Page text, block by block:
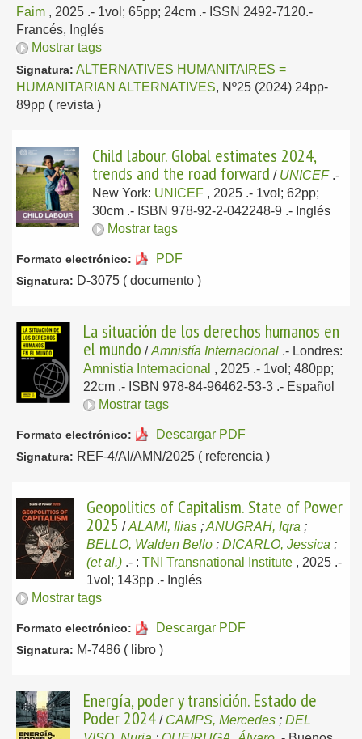
Faim , 2025 .- 1vol; 65pp; 24cm .- ISSN 2492-7120.-
Francés, Inglés
Mostrar tags
Signatura: ALTERNATIVES HUMANITAIRES =
HUMANITARIAN ALTERNATIVES, Nº25 (2024) 24pp-
89pp ( revista )
Child labour. Global estimates 2024,
trends and the road forward / UNICEF .-
New York: UNICEF , 2025 .- 1vol; 62pp;
30cm .- ISBN 978-92-2-042248-9 .- Inglés
Mostrar tags
Formato electrónico: PDF
Signatura: D-3075 ( documento )
La situación de los derechos humanos en
el mundo /Amnistía Internacional .- Londres:
Amnistía Internacional , 2025 .- 1vol; 480pp;
22cm .- ISBN 978-84-96462-53-3 .- Español
Mostrar tags
Formato electrónico: Descargar PDF
Signatura: REF-4/AI/AMN/2025 ( referencia )
Geopolitics of Capitalism. State of Power
2025 /ALAMI, Ilias ;ANUGRAH, Iqra ;
BELLO, Walden Bello ; DICARLO, Jessica ;
(et al.) .- : TNI Transnational Institute , 2025 .-
1vol; 143pp .- Inglés
Mostrar tags
Formato electrónico: Descargar PDF
Signatura: M-7486 ( libro )
Energía, poder y transición. Estado de
Poder 2024 / CAMPS, Mercedes ; DEL